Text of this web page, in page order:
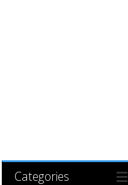
Categories